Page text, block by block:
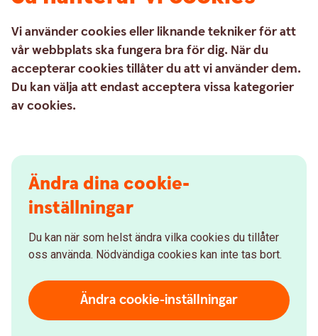
Vi använder cookies eller liknande tekniker för att
vår webbplats ska fungera bra för dig. När du
accepterar cookies tillåter du att vi använder dem.
Du kan välja att endast acceptera vissa kategorier
av cookies.
Ändra dina cookie-
inställningar
Du kan när som helst ändra vilka cookies du tillåter
oss använda. Nödvändiga cookies kan inte tas bort.
Ändra cookie-inställningar